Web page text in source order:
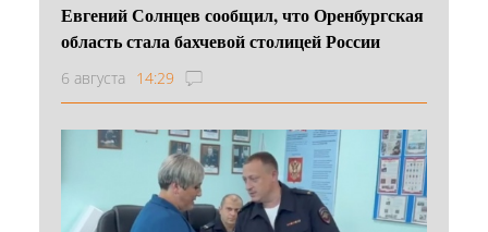
Евгений Солнцев сообщил, что Оренбургская
область стала бахчевой столицей России
6 августа 14:29